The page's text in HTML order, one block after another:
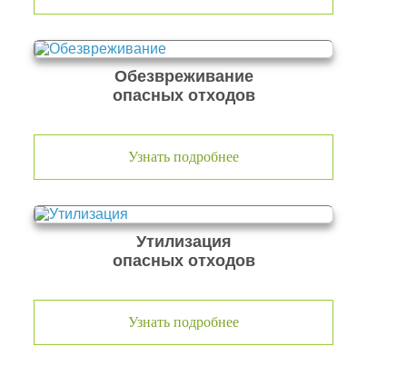
Обезвреживание
опасных отходов
Узнать подробнее
Утилизация
опасных отходов
Узнать подробнее